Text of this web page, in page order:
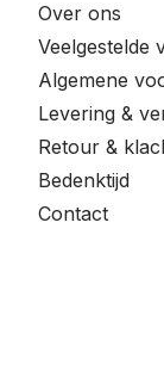
Over ons
Veelgestelde
Algemene
Levering &
Retour &
Bedenktijd
Contact